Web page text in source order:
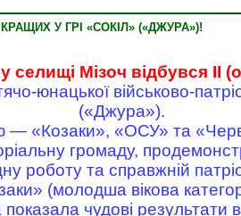
У ГРІ «СОКІЛ» («ДЖУРА»)!
селищі Мізоч відбувся ІІ
юнацької військово-
(«Джура»).
— «Козаки», «ОСУ» та
громаду,
роботу та справжній
(молодша вікова
чудові результати